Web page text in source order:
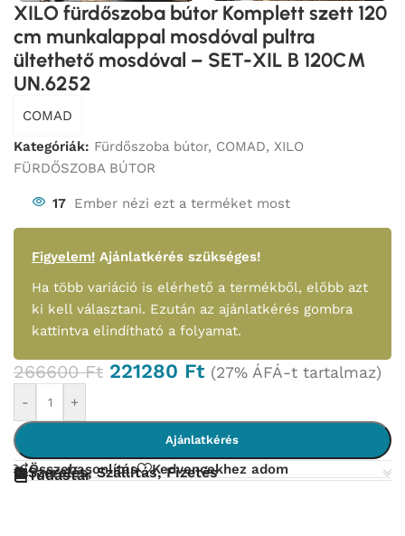
XILO fürdőszoba bútor Komplett szett 120
cm munkalappal mosdóval pultra
ültethető mosdóval – SET-XIL B 120CM
UN.6252
COMAD
Kategóriák: Fürdőszoba bútor, COMAD, XILO
FÜRDŐSZOBA BÚTOR
17 Ember nézi ezt a terméket most
Figyelem! Ajánlatkérés szükséges!
Ha több variáció is elérhető a termékből, előbb azt
ki kell választani. Ezután az ajánlatkérés gombra
kattintva elindítható a folyamat.
266600Ft 221280 Ft (27% ÁFÁ-t tartalmaz)
- +
Ajánlatkérés
Összehasonlítás Kedvencekhez adom
Szerelés, Szállítás, Fizetés
Tudástár